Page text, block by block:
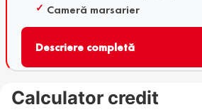
Cameră marsarier
Descriere completă
Calculator credit